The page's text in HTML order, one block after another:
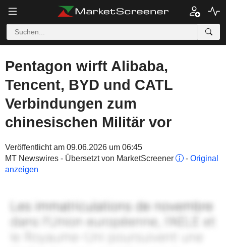
Pentagon wirft Alibaba,
Tencent, BYD und CATL
Verbindungen zum
chinesischen Militär vor
Veröffentlicht am 09.06.2026 um 06:45
MT Newswires - Übersetzt von MarketScreener
- Original
anzeigen